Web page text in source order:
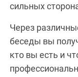
сильных
Через
беседы вы
кто вы есть и